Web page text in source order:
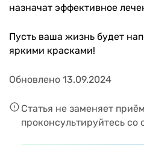
назначат эффективное
Пусть ваша жизнь будет
яркими красками!
Обновлено 13.09.2024
Статья не заменяет
проконсультируйтесь со